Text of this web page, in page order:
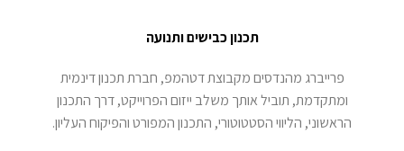
תכנון כבישים ותנועה
פרייברג מהנדסים מקבוצת דטהמפ, חברת תכנון דינמית
ומתקדמת, תוביל אותך משלב ייזום הפרוייקט, דרך התכנון
הראשוני, הליווי הסטטוטורי, התכנון המפורט והפיקוח העליון.